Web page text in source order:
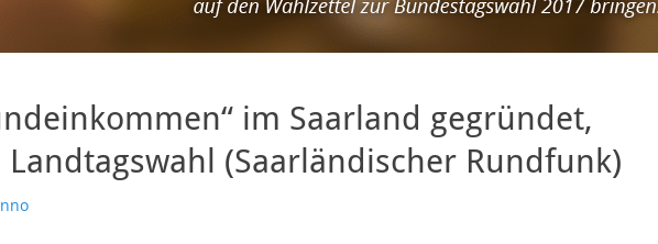
im Saarland gegründet,
(Saarländischer Rundfunk)